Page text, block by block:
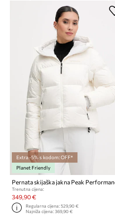
Extra -5% s kodom: OFF*
Planet Friendly
Trenutna cijena:
349,90 €
Regularna cijena:529,90 €
Najniža cijena:369,90 €